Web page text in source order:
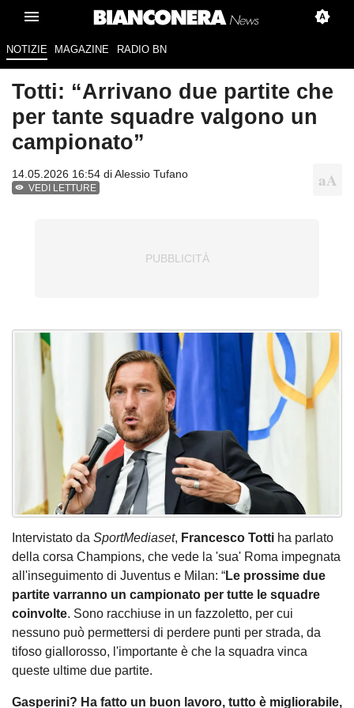
NOTIZIE MAGAZINE RADIO BN
Totti: “Arrivano due partite che
per tante squadre valgono un
campionato”
14.05.2026 16:54 diAlessio Tufano
VEDI LETTURE
Intervistato da SportMediaset, Francesco Totti ha parlato
della corsa Champions, che vede la 'sua' Roma impegnata
all'inseguimento di Juventus e Milan: “Le prossime due
partite varranno un campionato per tutte le squadre
coinvolte. Sono racchiuse in un fazzoletto, per cui
nessuno può permettersi di perdere punti per strada, da
tifoso giallorosso, l'importante è che la squadra vinca
queste ultime due partite.
Gasperini? Ha fatto un buon lavoro, tutto è migliorabile,